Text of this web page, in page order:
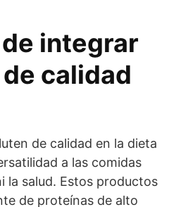
integrar
calidad
de calidad en la dieta
a las comidas
la salud. Estos productos
de proteínas de alto